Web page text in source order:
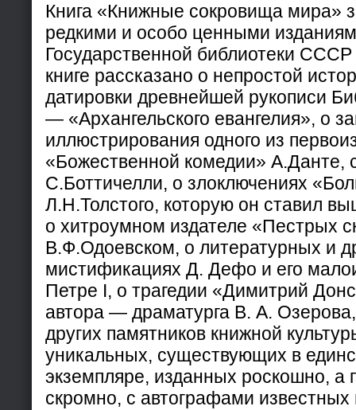
Книга «Книжные сокровища мира»
редкими и особо ценными
Государственной библиотеки
книге рассказано о непростой
датировки древнейшей рукописи
— «Архангельского евангелия», о
иллюстрирования одного из
«Божественной комедии» А.Данте,
С.Боттичелли, о злоключениях
Л.Н.Толстого, которую он ставил
о хитроумном издателе «Пестрых
В.Ф.Одоевском, о литературных и
мистификациях Д. Дефо и его
Петре I, о трагедии «Димитрий
автора — драматурга В. А.
других памятников книжной
уникальных, существующих в
экземпляре, изданных роскошно, а
скромно, с автографами